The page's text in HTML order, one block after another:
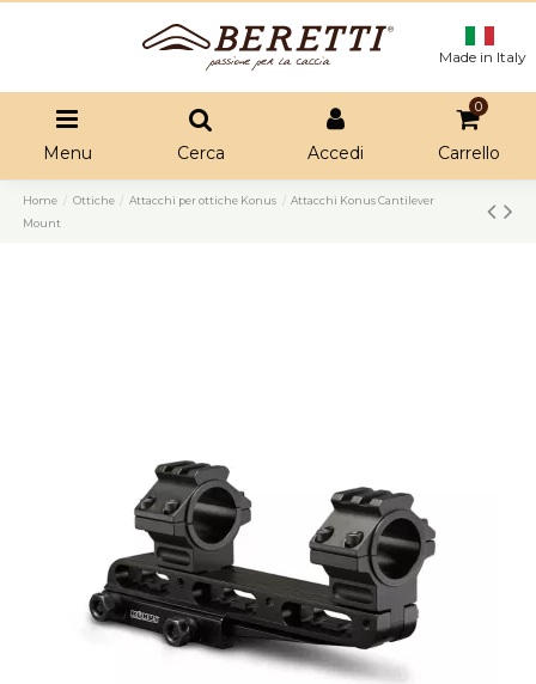
Made in Italy
Menu Cerca Accedi
0
Carrello
Home Ottiche Attacchi per ottiche Konus
Attacchi Konus Cantilever
Mount